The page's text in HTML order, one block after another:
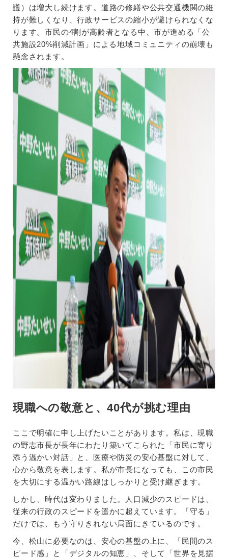
護）は増大し続けます。道路の修繕や公共交通機関の維
持が難しくなり、行政サービスの縮小が避けられなくな
ります。市民の4割が高齢者となる中、市が進める「公
共施設20%削減計画」による地域コミュニティの崩壊も
懸念されます。
現職への敬意と、40代が挑む理由
ここで明確に申し上げたいことがあります。私は、現職
の野志市長が長年にわたり築いてこられた「市民に寄り
添う温かい対話」と、医療や防災の安心基盤に対して、
心から敬意を表します。私が市長になっても、この市民
を大切にする温かい路線はしっかりと受け継ぎます。
しかし、時代は変わりました。人口減少のスピードは、
従来の行政のスピードを遥かに超えています。「守る」
だけでは、もう守りきれない局面にきているのです。
今、松山に必要なのは、安心の基盤の上に、「民間のス
ピード感」と「デジタルの知恵」、そして「世界を見据